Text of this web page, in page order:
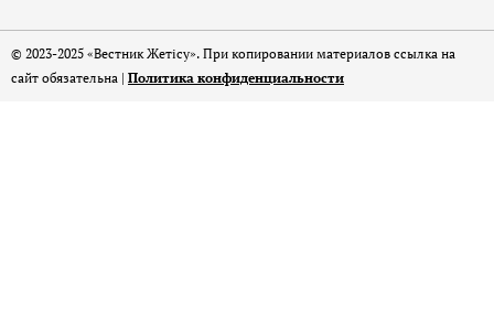
© 2023-2025 «Вестник Жетісу». При копировании материалов ссылка на
сайт обязательна | Политика конфиденциальности